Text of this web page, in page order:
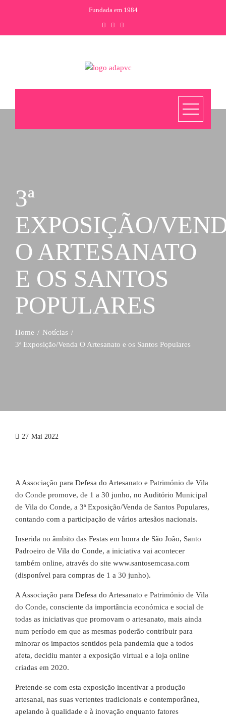
Fundada em 1984
3ª
EXPOSIÇÃO/
O ARTESANATO
E OS SANTOS
POPULARES
Home
Notícias
3ª Exposição/Venda O Artesanato e os Santos Populares
27 Mai 2022
A Associação para Defesa do Artesanato e Património de Vila
do Conde promove, de 1 a 30 junho, no Auditório Municipal
de Vila do Conde, a 3ª Exposição/Venda de Santos Populares,
contando com a participação de vários artesãos nacionais.
Inserida no âmbito das Festas em honra de São João, Santo
Padroeiro de Vila do Conde, a iniciativa vai acontecer
também online, através do site www.santosemcasa.com
(disponível para compras de 1 a 30 junho).
A Associação para Defesa do Artesanato e Património de Vila
do Conde, consciente da importância económica e social de
todas as iniciativas que promovam o artesanato, mais ainda
num período em que as mesmas poderão contribuir para
minorar os impactos sentidos pela pandemia que a todos
afeta, decidiu manter a exposição virtual e a loja online
criadas em 2020.
Pretende-se com esta exposição incentivar a produção
artesanal, nas suas vertentes tradicionais e contemporânea,
apelando à qualidade e à inovação enquanto fatores